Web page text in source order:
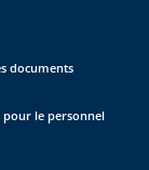
documents
pour le personnel